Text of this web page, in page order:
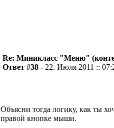
Re: Миникласс "Меню"
Ответ #38 - 22. Июля 2011 ::
Объясни тогда логику, как ты
правой кнопке мыши.